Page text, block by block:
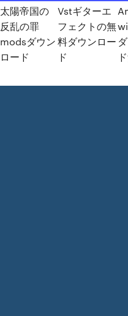
太陽帝国の
反乱の罪
modsダウン
ロード
Vstギターエ
フェクトの無
料ダウンロー
ド